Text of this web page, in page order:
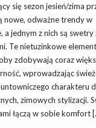
się sezon jesień/zima
nowe, odważne trendy w
a jednym z nich są swetry
Te nietuzinkowe
zdobywają coraz
wprowadzając
charakteru
zimowych stylizacji.
łączą w sobie komfort